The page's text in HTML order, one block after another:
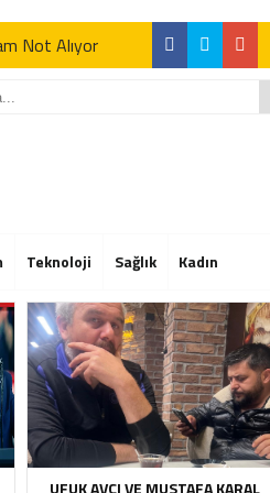
Not Alıyor
Not Alıyor
Teknoloji Sağlık Kadın
UFUK AVCI VE MUSTAFA KARAL